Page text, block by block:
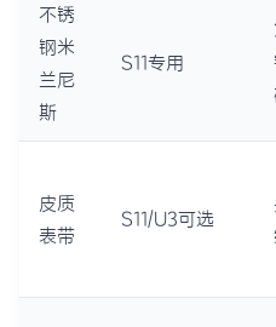
不锈
钢米
兰尼
斯
S11专用
皮质
表带
S11/U3可选